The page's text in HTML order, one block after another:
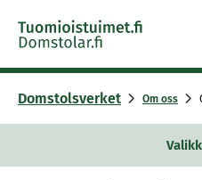
Skip to content -
Domstolsverket Om oss